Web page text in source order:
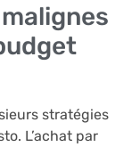
stratégies
L’achat par